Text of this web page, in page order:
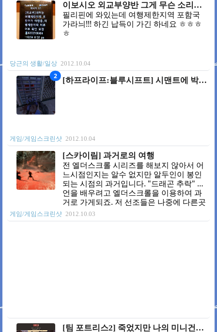
이보시오 외교부양반 그게 무슨 소리요!!!!
필리핀에 와있는데 여행제한지역 포함국
가라늬!!! 하긴 납득이 가긴 하네요 ㅎㅎㅎ
ㅎ
당근의 생활/일상 2012.10.04
2
[하프라이프:블루시프트] 시맨트에 박힌건가;;;
게임/게임스크린샷 2012.10.04
[스카이림] 과거로의 여행
전 엘더스크롤 시리즈를 해보지 않아서 어
느시점인지는 알수 없지만 알두인이 봉인
되는 시점의 과거입니다. "드래곤 추락" 용
언을 배우려고 엘더스크롤을 이용하여 과
거로 가게되죠. 저 선조들은 나중에 다른곳
에서 볼수 있습니다 ㅎㅎㅎ
게임/게임스크린샷 2012.10.03
[팀 포트리스2] 죽었지만 나의 미니건은 멈추지 않아